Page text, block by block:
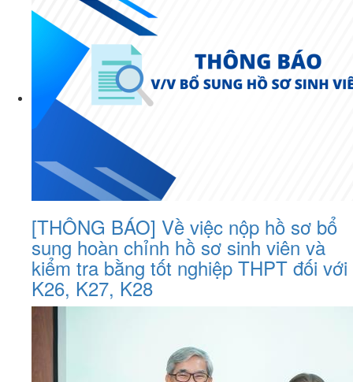
[THÔNG BÁO] Về việc nộp hồ sơ bổ
sung hoàn chỉnh hồ sơ sinh viên và
kiểm tra bằng tốt nghiệp THPT đối với
K26, K27, K28